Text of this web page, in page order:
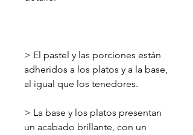
> El pastel y las porciones están
adheridos a los platos y a la base,
al igual que los tenedores.
> La base y los platos presentan
un acabado brillante, con un